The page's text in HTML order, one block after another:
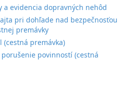
a evidencia dopravných nehôd
pri dohľade nad bezpečnosťou
premávky
(cestná premávka)
povinností (cestná